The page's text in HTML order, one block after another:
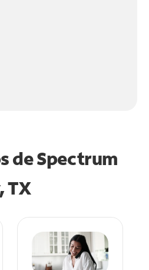
de Spectrum
TX